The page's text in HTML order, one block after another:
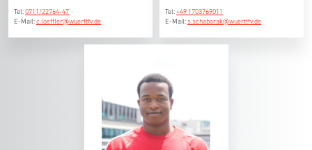
Tel:0711/22764-47
E-Mail:c.loeffler@wuerttfv.de
Tel:+49 1703769011
E-Mail:s.schaborak@wuerttfv.de